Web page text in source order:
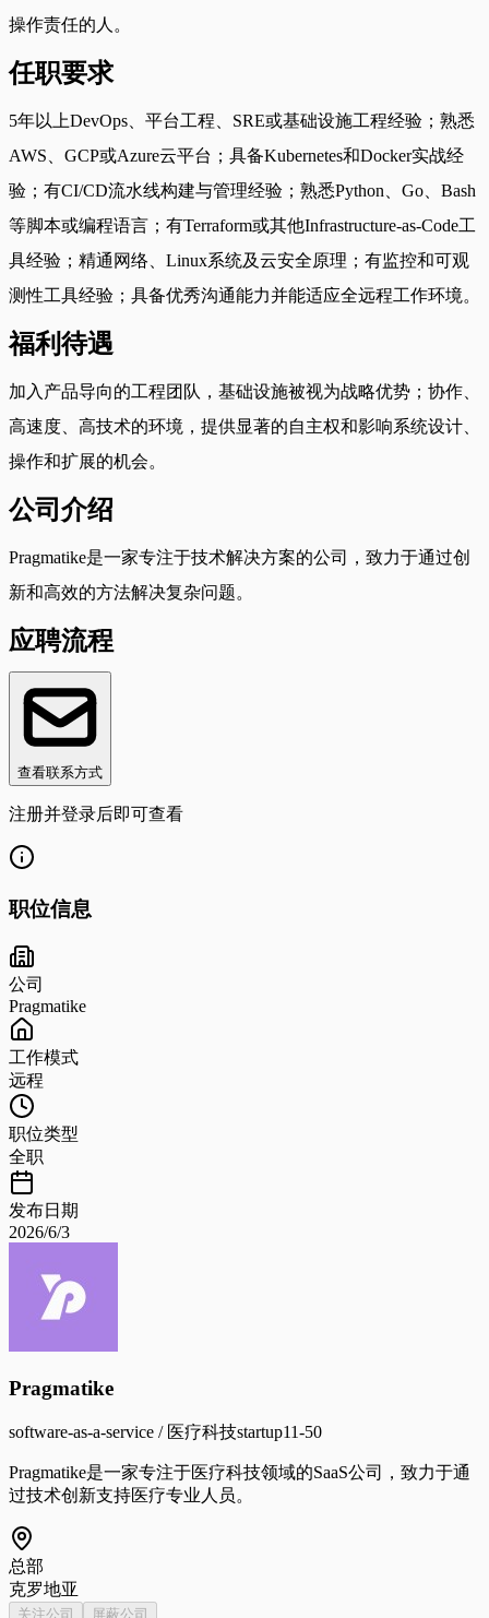
操作责任的人。
任职要求
5年以上DevOps、平台工程、SRE或基础设施工程经验；熟悉
AWS、GCP或Azure云平台；具备Kubernetes和Docker实战经
验；有CI/CD流水线构建与管理经验；熟悉Python、Go、Bash
等脚本或编程语言；有Terraform或其他Infrastructure-as-Code工
具经验；精通网络、Linux系统及云安全原理；有监控和可观
测性工具经验；具备优秀沟通能力并能适应全远程工作环境。
福利待遇
加入产品导向的工程团队，基础设施被视为战略优势；协作、
高速度、高技术的环境，提供显著的自主权和影响系统设计、
操作和扩展的机会。
公司介绍
Pragmatike是一家专注于技术解决方案的公司，致力于通过创
新和高效的方法解决复杂问题。
应聘流程
查看联系方式
注册并登录后即可查看
职位信息
公司
Pragmatike
工作模式
远程
职位类型
全职
发布日期
2026/6/3
Pragmatike
software-as-a-service / 医疗科技startup11-50
Pragmatike是一家专注于医疗科技领域的SaaS公司，致力于通
过技术创新支持医疗专业人员。
总部
克罗地亚
关注公司 屏蔽公司